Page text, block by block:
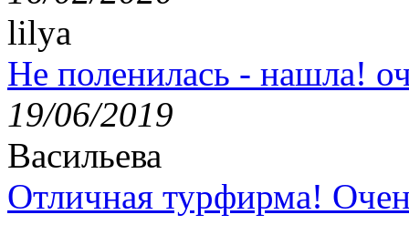
lilya
Не поленилась - нашла!
19/06/2019
Васильева
Отличная турфирма!